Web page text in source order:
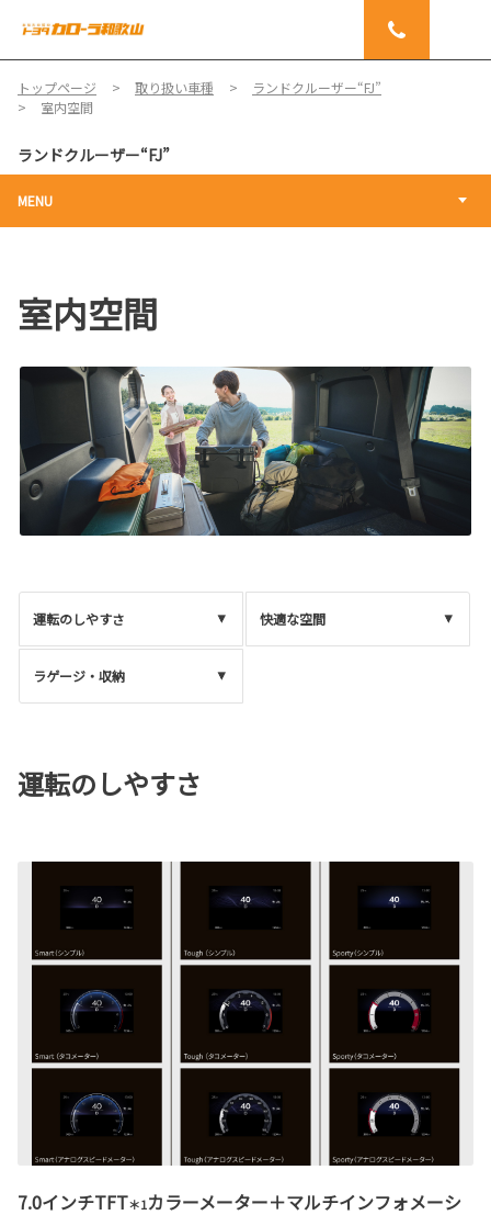
トップページ 取り扱い車種
ランドクルーザー“FJ”
室内空間
ランドクルーザー“FJ”
MENU
室内空間
運転のしやすさ 快適な空間
ラゲージ・収納
運転のしやすさ
7.0インチTFT＊1カラーメーター＋マルチインフォメーシ